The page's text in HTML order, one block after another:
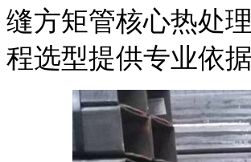
缝方矩管核心热处
程选型提供专业依据